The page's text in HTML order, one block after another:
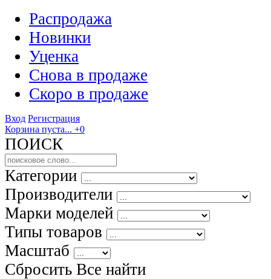
Распродажа
Новинки
Уценка
Снова в продаже
Скоро в продаже
Вход Регистрация
Корзина пуста... +0
ПОИСК
Категории
Производители
Марки моделей
Типы товаров
Масштаб
Сбросить Все найти